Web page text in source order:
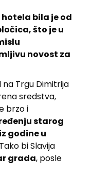
bila je od
što je u
novost za
Trgu Dimitrija
sredstva,
brzo i
starog
godine u
bi Slavija
grada, posle